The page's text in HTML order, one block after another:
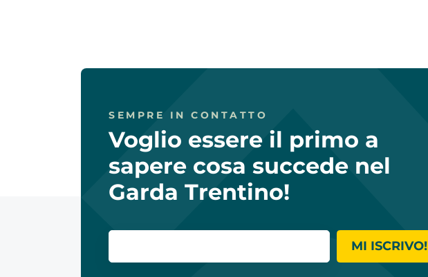
SEMPRE IN CONTATTO
Voglio essere il primo a
sapere cosa succede nel
Garda Trentino!
MI ISCRIVO!